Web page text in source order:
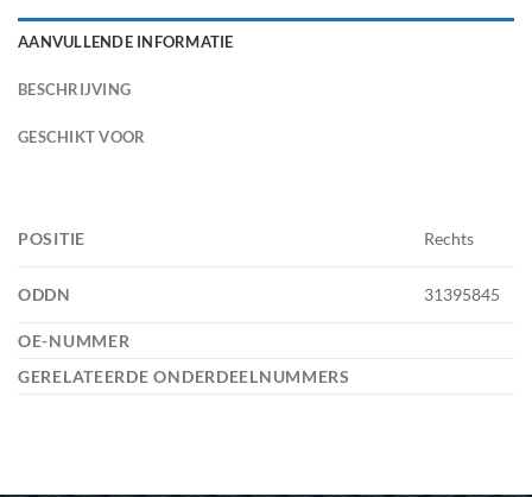
AANVULLENDE INFORMATIE
BESCHRIJVING
GESCHIKT VOOR
POSITIE Rechts
ODDN 31395845
OE-NUMMER
GERELATEERDE ONDERDEELNUMMERS